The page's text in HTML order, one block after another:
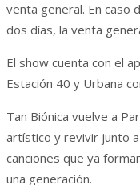
venta general. En caso
dos días, la venta
El show cuenta con el
Estación 40 y Urbana
Tan Biónica vuelve a
artístico y revivir junto
canciones que ya
una generación.